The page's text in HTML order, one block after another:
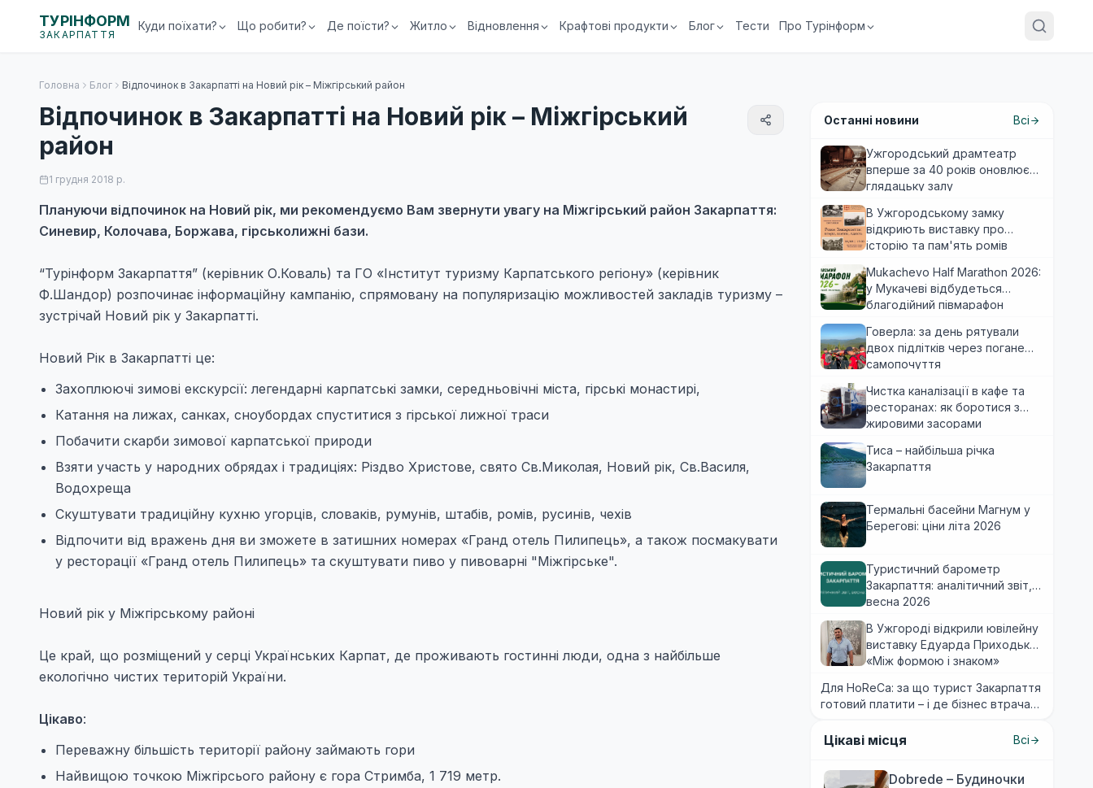
ТУРІНФОРМ
ЗАКАРПАТТЯ
Куди поїхати? Що робити? Де поїсти? Житло Відновлення Крафтові продукти Блог Тести Про Турінформ
Головна Блог Відпочинок в Закарпатті на Новий рік – Міжгірський район
Відпочинок в Закарпатті на Новий рік – Міжгірський
район
1 грудня 2018 р.
Плануючи відпочинок на Новий рік, ми рекомендуємо Вам звернути увагу на Міжгірський район Закарпаття:
Синевир, Колочава, Боржава, гірськолижні бази.
“Турінформ Закарпаття” (керівник О.Коваль) та ГО «Інститут туризму Карпатського регіону» (керівник
Ф.Шандор) розпочинає інформаційну кампанію, спрямовану на популяризацію можливостей закладів туризму –
зустрічай Новий рік у Закарпатті.
Новий Рік в Закарпатті це:
Захоплюючі зимові екскурсії: легендарні карпатські замки, середньовічні міста, гірські монастирі,
Катання на лижах, санках, сноубордах спуститися з гірської лижної траси
Побачити скарби зимової карпатської природи
Взяти участь у народних обрядах і традиціях: Різдво Христове, свято Св.Миколая, Новий рік, Св.Василя,
Водохреща
Скуштувати традиційну кухню угорців, словаків, румунів, штабів, ромів, русинів, чехів
Відпочити від вражень дня ви зможете в затишних номерах «Гранд отель Пилипець», а також посмакувати
у ресторації «Гранд отель Пилипець» та скуштувати пиво у пивоварні "Міжгірське".
Новий рік у Міжгірському районі
Це край, що розміщений у серці Українських Карпат, де проживають гостинні люди, одна з найбільше
екологічно чистих територій України.
Цікаво:
Переважну більшість території району займають гори
Найвищою точкою Міжгірсього району є гора Стримба, 1 719 метр.
Останні новини Всі
Ужгородський драмтеатр
вперше за 40 років оновлює
глядацьку залу
В Ужгородському замку
відкриють виставку про
історію та пам'ять ромів
Mukachevo Half Marathon 2026:
у Мукачеві відбудеться
благодійний півмарафон
Говерла: за день рятували
двох підлітків через погане
самопочуття
Чистка каналізації в кафе та
ресторанах: як боротися з
жировими засорами
Тиса – найбільша річка
Закарпаття
Термальні басейни Магнум у
Берегові: ціни літа 2026
Туристичний барометр
Закарпаття: аналітичний звіт,
весна 2026
В Ужгороді відкрили ювілейну
виставку Едуарда Приходька
«Між формою і знаком»
Для HoReCa: за що турист Закарпаття
готовий платити – і де бізнес втрачає
Цікаві місця Всі
Dobrede – Будиночки